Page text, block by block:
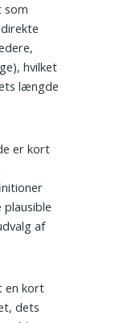
som
hvilket
længde
er kort
af
en kort
dets